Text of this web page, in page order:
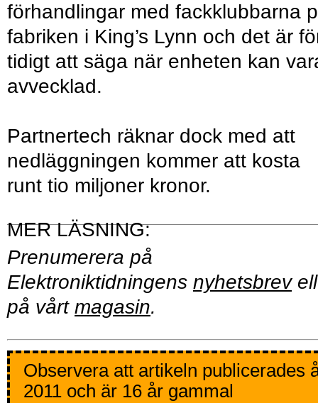
förhandlingar med fackklubbarna
fabriken i King’s Lynn och det är
tidigt att säga när enheten kan
avvecklad.
Partnertech räknar dock med att
nedläggningen kommer att kosta
runt tio miljoner kronor.
Prenumerera på
Elektroniktidningens nyhetsbrev
på vårt magasin.
Observera att artikeln publicerades
2011 och är 16 år gammal